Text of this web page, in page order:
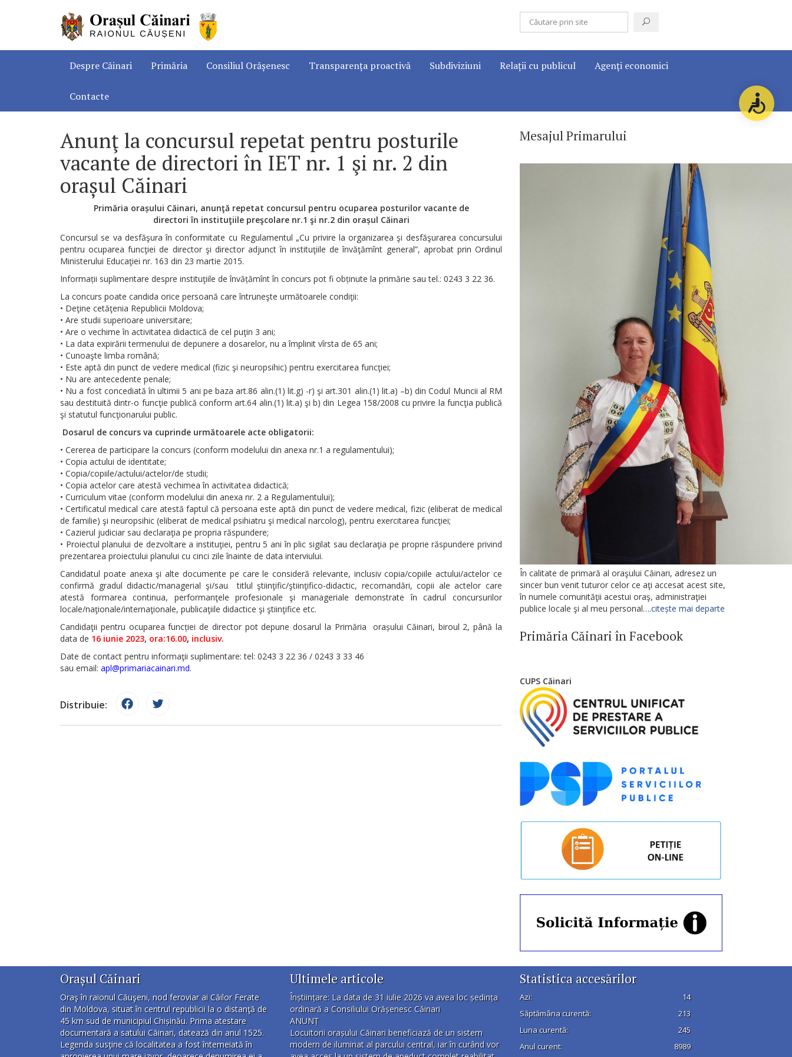
Despre Căinari Primăria Consiliul Orășenesc Transparența proactivă Subdiviziuni Relații cu publicul Agenţi economici
Contacte
Anunţ la concursul repetat pentru posturile
vacante de directori în IET nr. 1 şi nr. 2 din
orașul Căinari
Primăria orașului Căinari, anunţă repetat concursul pentru ocuparea posturilor vacante de
directori în instituţiile preşcolare nr.1 şi nr.2 din orașul Căinari
Concursul se va desfăşura în conformitate cu Regulamentul „Cu privire la organizarea şi desfăşurarea concursului
pentru ocuparea funcţiei de director şi director adjunct în instituţiile de învăţămînt general”, aprobat prin Ordinul
Ministerului Educaţiei nr. 163 din 23 martie 2015.
Informații suplimentare despre instituţiile de învățămînt în concurs pot fi obținute la primărie sau tel.: 0243 3 22 36.
La concurs poate candida orice persoană care întruneşte următoarele condiţii:
• Deţine cetăţenia Republicii Moldova;
• Are studii superioare universitare;
• Are o vechime în activitatea didactică de cel puţin 3 ani;
• La data expirării termenului de depunere a dosarelor, nu a împlinit vîrsta de 65 ani;
• Cunoaşte limba română;
• Este aptă din punct de vedere medical (fizic şi neuropsihic) pentru exercitarea funcţiei;
• Nu are antecedente penale;
• Nu a fost concediată în ultimii 5 ani pe baza art.86 alin.(1) lit.g) -r) şi art.301 alin.(1) lit.a) –b) din Codul Muncii al RM
sau destituită dintr-o funcţie publică conform art.64 alin.(1) lit.a) şi b) din Legea 158/2008 cu privire la funcţia publică
şi statutul funcţionarului public.
Dosarul de concurs va cuprinde următoarele acte obligatorii:
• Cererea de participare la concurs (conform modelului din anexa nr.1 a regulamentului);
• Copia actului de identitate;
• Copia/copiile/actului/actelor/de studii;
• Copia actelor care atestă vechimea în activitatea didactică;
• Curriculum vitae (conform modelului din anexa nr. 2 a Regulamentului);
• Certificatul medical care atestă faptul că persoana este aptă din punct de vedere medical, fizic (eliberat de medical
de familie) şi neuropsihic (eliberat de medical psihiatru şi medical narcolog), pentru exercitarea funcţiei;
• Cazierul judiciar sau declaraţia pe propria răspundere;
• Proiectul planului de dezvoltare a instituţiei, pentru 5 ani în plic sigilat sau declaraţia pe proprie răspundere privind
prezentarea proiectului planului cu cinci zile înainte de data interviului.
Candidatul poate anexa şi alte documente pe care le consideră relevante, inclusiv copia/copiile actului/actelor ce
confirmă gradul didactic/managerial şi/sau titlul ştiinţific/ştiinţifico-didactic, recomandări, copii ale actelor care
atestă formarea continua, performanţele profesionale şi manageriale demonstrate în cadrul concursurilor
locale/naţionale/internaţionale, publicaţiile didactice şi ştiinţifice etc.
Candidaţii pentru ocuparea funcției de director pot depune dosarul la Primăria orașului Căinari, biroul 2, până la
data de 16 iunie 2023, ora:16.00, inclusiv.
Date de contact pentru informaţii suplimentare: tel: 0243 3 22 36 / 0243 3 33 46
sau email: apl@primariacainari.md.
Distribuie:
Mesajul Primarului
În calitate de primară al oraşului Căinari, adresez un
sincer bun venit tuturor celor ce aţi accesat acest site,
în numele comunităţii acestui oraş, administraţiei
publice locale şi al meu personal….citește mai departe
Primăria Căinari în Facebook
CUPS Căinari
Orașul Căinari
Oraş în raionul Căuşeni, nod feroviar ai Căilor Ferate
din Moldova, situat în centrul republicii la o distanţă de
45 km sud de municipiul Chișinău. Prima atestare
documentară a satului Căinari, datează din anul 1525.
Legenda susţine că localitatea a fost întemeiată în
Ultimele articole
Înștiințare: La data de 31 iulie 2026 va avea loc ședința
ordinară a Consiliului Orășenesc Căinari
ANUNȚ
Locuitorii orașului Căinari beneficiază de un sistem
modern de iluminat al parcului central, iar în curând vor
Statistica accesărilor
Azi:
14
Săptămâna curentă:
213
Luna curentă:
245
Anul curent:
8989